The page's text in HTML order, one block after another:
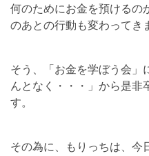
何のためにお金を預けるの
のあとの行動も変わってき
そう、「お金を学ぼう会」
んとなく・・・」から是非
す。
その為に、もりっちは、今